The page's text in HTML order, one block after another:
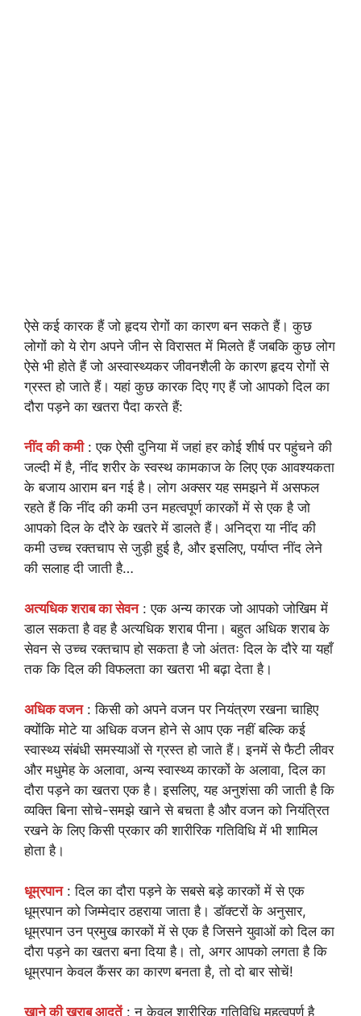
ऐसे कई कारक हैं जो हृदय रोगों का कारण बन सकते हैं। कुछ
लोगों को ये रोग अपने जीन से विरासत में मिलते हैं जबकि कुछ लोग
ऐसे भी होते हैं जो अस्वास्थ्यकर जीवनशैली के कारण हृदय रोगों से
ग्रस्त हो जाते हैं। यहां कुछ कारक दिए गए हैं जो आपको दिल का
दौरा पड़ने का खतरा पैदा करते हैं:
नींद की कमी: एक ऐसी दुनिया में जहां हर कोई शीर्ष पर पहुंचने की
जल्दी में है, नींद शरीर के स्वस्थ कामकाज के लिए एक आवश्यकता
के बजाय आराम बन गई है। लोग अक्सर यह समझने में असफल
रहते हैं कि नींद की कमी उन महत्वपूर्ण कारकों में से एक है जो
आपको दिल के दौरे के खतरे में डालते हैं। अनिद्रा या नींद की
कमी उच्च रक्तचाप से जुड़ी हुई है, और इसलिए, पर्याप्त नींद लेने
की सलाह दी जाती है…
अत्यधिक शराब का सेवन: एक अन्य कारक जो आपको जोखिम में
डाल सकता है वह है अत्यधिक शराब पीना। बहुत अधिक शराब के
सेवन से उच्च रक्तचाप हो सकता है जो अंततः दिल के दौरे या यहाँ
तक कि दिल की विफलता का खतरा भी बढ़ा देता है।
अधिक वजन: किसी को अपने वजन पर नियंत्रण रखना चाहिए
क्योंकि मोटे या अधिक वजन होने से आप एक नहीं बल्कि कई
स्वास्थ्य संबंधी समस्याओं से ग्रस्त हो जाते हैं। इनमें से फैटी लीवर
और मधुमेह के अलावा, अन्य स्वास्थ्य कारकों के अलावा, दिल का
दौरा पड़ने का खतरा एक है। इसलिए, यह अनुशंसा की जाती है कि
व्यक्ति बिना सोचे-समझे खाने से बचता है और वजन को नियंत्रित
रखने के लिए किसी प्रकार की शारीरिक गतिविधि में भी शामिल
होता है।
धूम्रपान: दिल का दौरा पड़ने के सबसे बड़े कारकों में से एक
धूम्रपान को जिम्मेदार ठहराया जाता है। डॉक्टरों के अनुसार,
धूम्रपान उन प्रमुख कारकों में से एक है जिसने युवाओं को दिल का
दौरा पड़ने का खतरा बना दिया है। तो, अगर आपको लगता है कि
धूम्रपान केवल कैंसर का कारण बनता है, तो दो बार सोचें!
खाने की खराब आदतें: न केवल शारीरिक गतिविधि महत्वपूर्ण है